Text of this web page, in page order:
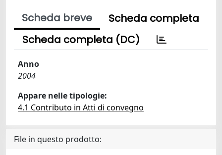
Scheda breve
Scheda completa
Scheda completa (DC)
Anno
2004
Appare nelle tipologie:
4.1 Contributo in Atti di convegno
File in questo prodotto: